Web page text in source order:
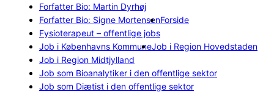
Forfatter Bio: Martin Dyrhøj
Forfatter Bio: Signe MortensenForside
Fysioterapeut – offentlige jobs
Job i Københavns KommuneJob i Region Hovedstaden
Job i Region Midtjylland
Job som Bioanalytiker i den offentlige sektor
Job som Diætist i den offentlige sektor